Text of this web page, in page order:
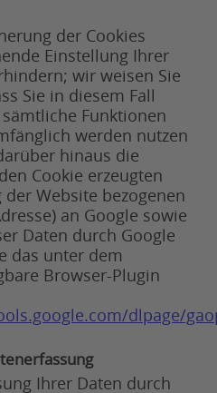
der Cookies
Einstellung Ihrer
wir weisen Sie
Sie in diesem Fall
Funktionen
werden nutzen
hinaus die
Cookie erzeugten
Website bezogenen
an Google sowie
Daten durch Google
das unter dem
Browser-Plugin
dlpage/
Ihrer Daten durch